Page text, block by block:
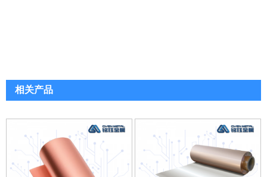
相关产品